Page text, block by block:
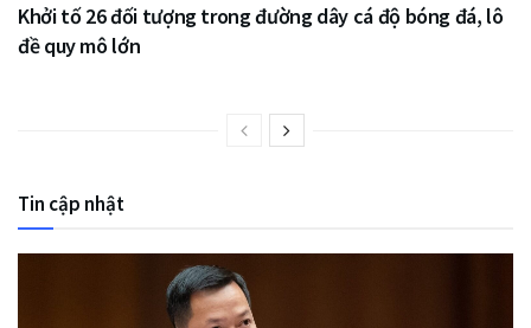
Khởi tố 26 đối tượng trong đường dây cá độ bóng đá, lô
đề quy mô lớn
Tin cập nhật